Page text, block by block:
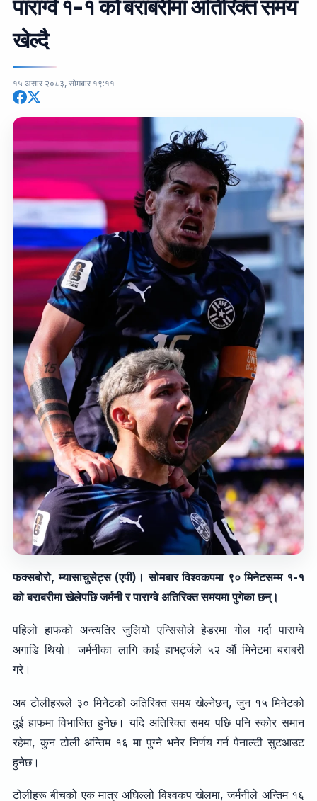
पाराग्वे १-१ को बराबरीमा अतिरिक्त समय
खेल्दै
१५ असार २०८३, सोमबार १९:११
फक्सबोरो, म्यासाचुसेट्स (एपी)। सोमबार विश्वकपमा ९० मिनेटसम्म १-१
को बराबरीमा खेलेपछि जर्मनी र पाराग्वे अतिरिक्त समयमा पुगेका छन्।
पहिलो हाफको अन्त्यतिर जुलियो एन्सिसोले हेडरमा गोल गर्दा पाराग्वे
अगाडि थियो। जर्मनीका लागि काई हाभर्ट्जले ५२ औं मिनेटमा बराबरी
गरे।
अब टोलीहरूले ३० मिनेटको अतिरिक्त समय खेल्नेछन्, जुन १५ मिनेटको
दुई हाफमा विभाजित हुनेछ। यदि अतिरिक्त समय पछि पनि स्कोर समान
रहेमा, कुन टोली अन्तिम १६ मा पुग्ने भनेर निर्णय गर्न पेनाल्टी सुटआउट
हुनेछ।
टोलीहरू बीचको एक मात्र अघिल्लो विश्वकप खेलमा, जर्मनीले अन्तिम १६